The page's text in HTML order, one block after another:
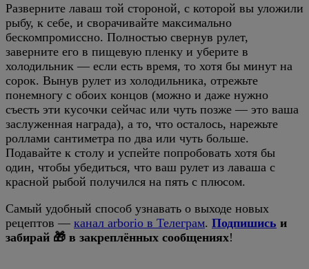
Разверните лаваш той стороной, с которой вы уложили
рыбу, к себе, и сворачивайте максимально
бескомпромиссно. Полностью свернув рулет,
заверните его в пищевую пленку и уберите в
холодильник — если есть время, то хотя бы минут на
сорок. Вынув рулет из холодильника, отрежьте
понемногу с обоих концов (можно и даже нужно
съесть эти кусочки сейчас или чуть позже — это ваша
заслуженная награда), а то, что осталось, нарежьте
роллами сантиметра по два или чуть больше.
Подавайте к столу и успейте попробовать хотя бы
один, чтобы убедиться, что ваш рулет из лаваша с
красной рыбой получился на пять с плюсом.
Самый удобный способ узнавать о выходе новых
рецептов — канал arborio в Телеграм. Подпишись и
забирай 🎁 в закреплённых сообщениях!